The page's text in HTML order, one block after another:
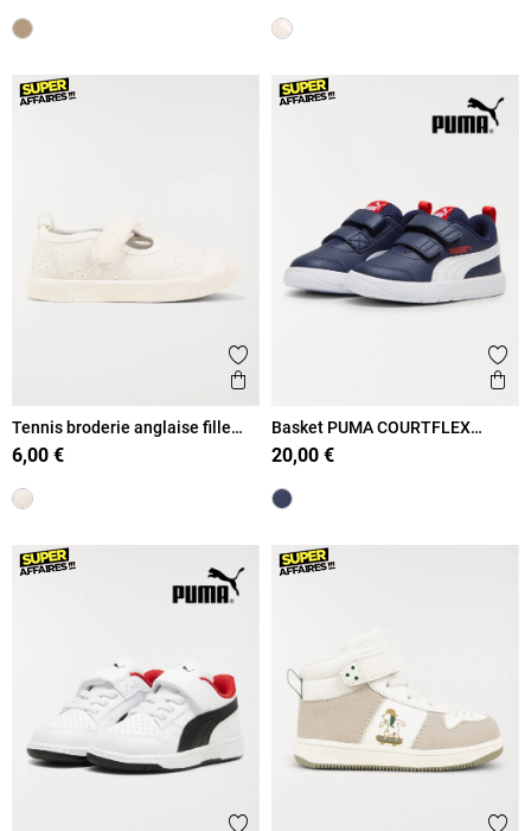
Ajouter aux favoris
Aperçu rapide
Tennis broderie anglaise fille
(20-23)
6,00 €
Basket PUMA COURTFLEX
garçon (20-23)
20,00 €